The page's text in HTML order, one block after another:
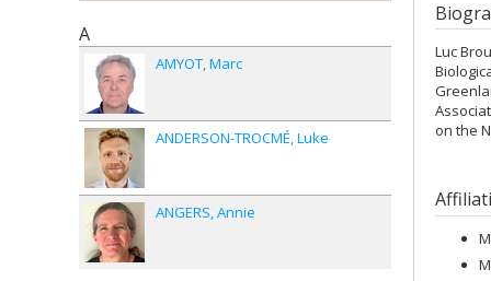
Luc
on the
A
AMYOT Marc
ANDERSON-TROCMÉ Luke
ANGERS Annie